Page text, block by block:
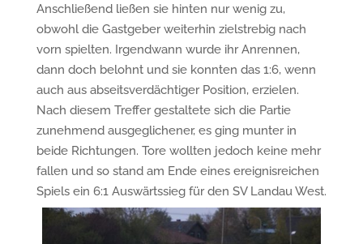
Anschließend ließen sie hinten nur wenig zu,
obwohl die Gastgeber weiterhin zielstrebig nach
vorn spielten. Irgendwann wurde ihr Anrennen,
dann doch belohnt und sie konnten das 1:6, wenn
auch aus abseitsverdächtiger Position, erzielen.
Nach diesem Treffer gestaltete sich die Partie
zunehmend ausgeglichener, es ging munter in
beide Richtungen. Tore wollten jedoch keine mehr
fallen und so stand am Ende eines ereignisreichen
Spiels ein 6:1 Auswärtssieg für den SV Landau West.